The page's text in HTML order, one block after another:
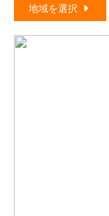
地域を選択